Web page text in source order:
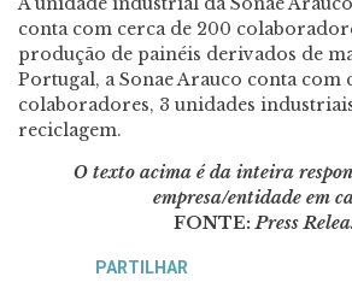
conta com cerca de 200
produção de painéis derivados de
Portugal, a Sonae Arauco conta com
colaboradores, 3 unidades
reciclagem.
O texto acima é da inteira
empresa/entidade em
FONTE:Press
PARTILHAR